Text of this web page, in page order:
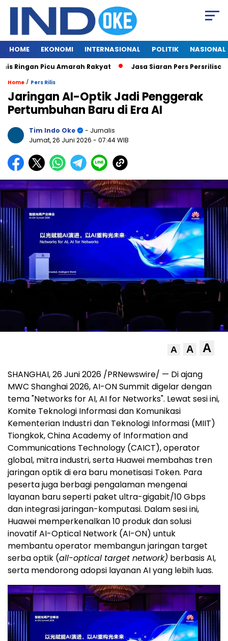
HOME EKONOMI INTERNASIONAL POLITIK NASIONAL
Picu Amarah Rakyat Jasa Siaran Pers Persriliscom
Home / Pers Rilis
Jaringan AI-Optik Jadi Penggerak
Pertumbuhan Baru di Era AI
Tim Indo Oke
- Jurnalis
Jumat, 26 Juni 2026 - 07:44 WIB
A A A
SHANGHAI, 26 Juni 2026 /PRNewswire/ — Di ajang
MWC Shanghai 2026, AI-ON Summit digelar dengan
tema "Networks for AI, AI for Networks". Lewat sesi ini,
Komite Teknologi Informasi dan Komunikasi
Kementerian Industri dan Teknologi Informasi (MIIT)
Tiongkok, China Academy of Information and
Communications Technology (CAICT), operator
global, mitra industri, serta Huawei membahas tren
jaringan optik di era baru monetisasi Token. Para
peserta juga berbagi pengalaman mengenai
layanan baru seperti paket ultra-gigabit/10 Gbps
dan integrasi jaringan-komputasi. Dalam sesi ini,
Huawei memperkenalkan 10 produk dan solusi
inovatif AI-Optical Network (AI-ON) untuk
membantu operator membangun jaringan target
serba optik (all-optical target network) berbasis AI,
serta mendorong adopsi layanan AI yang lebih luas.